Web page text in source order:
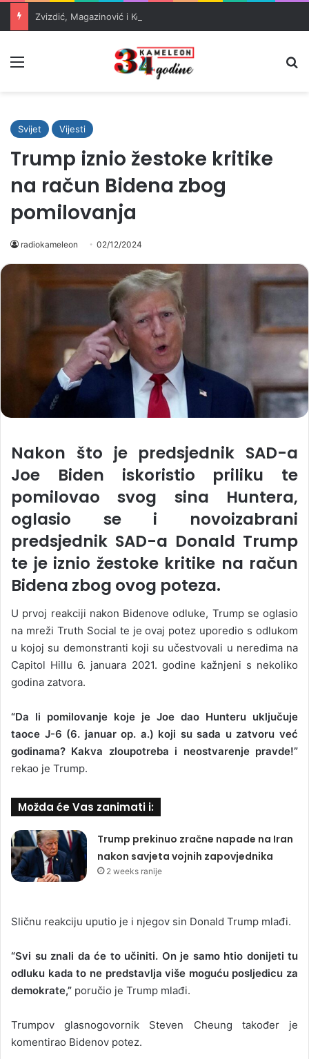
Svijet Vijesti
Trump iznio žestoke kritike
na račun Bidena zbog
pomilovanja
radiokameleon 02/12/2024
Nakon što je predsjednik SAD-a
Joe Biden iskoristio priliku te
pomilovao svog sina Huntera,
oglasio se i novoizabrani
predsjednik SAD-a Donald Trump
te je iznio žestoke kritike na račun
Bidena zbog ovog poteza.
U prvoj reakciji nakon Bidenove odluke, Trump se oglasio
na mreži Truth Social te je ovaj potez uporedio s odlukom
u kojoj su demonstranti koji su učestvovali u neredima na
Capitol Hillu 6. januara 2021. godine kažnjeni s nekoliko
godina zatvora.
“Da li pomilovanje koje je Joe dao Hunteru uključuje
taoce J-6 (6. januar op. a.) koji su sada u zatvoru već
godinama? Kakva zloupotreba i neostvarenje pravde!”
rekao je Trump.
Možda će Vas zanimati i:
Trump prekinuo zračne napade na Iran
nakon savjeta vojnih zapovjednika
2 weeks ranije
Sličnu reakciju uputio je i njegov sin Donald Trump mlađi.
“Svi su znali da će to učiniti. On je samo htio donijeti tu
odluku kada to ne predstavlja više moguću posljedicu za
demokrate,” poručio je Trump mlađi.
Trumpov glasnogovornik Steven Cheung također je
komentirao Bidenov potez.